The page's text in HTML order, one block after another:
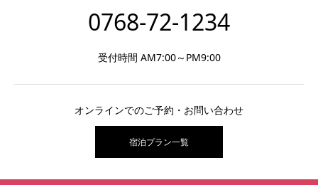
0768-72-1234
受付時間 AM7:00～PM9:00
オンラインでのご予約・お問い合わせ
宿泊プラン一覧